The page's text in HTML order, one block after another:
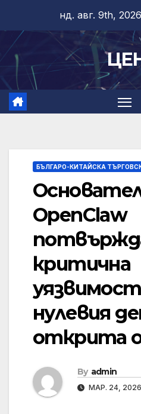
content
нд. авг. 9th, 2026
БЪЛГАРО-КИТАЙСКА
OpenClaw
критична
нулевия
открита
By admin
МАР. 24, 2026